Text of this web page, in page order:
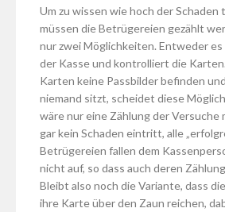
Um zu wissen wie hoch der Schaden
müssen die Betrügereien gezählt
nur zwei Möglichkeiten. Entweder
der Kasse und kontrolliert die
Karten keine Passbilder befinden
niemand sitzt, scheidet diese
wäre nur eine Zählung der Versuche
gar kein Schaden eintritt, alle
Betrügereien fallen dem
nicht auf, so dass auch deren
Bleibt also noch die Variante, dass
ihre Karte über den Zaun reichen,